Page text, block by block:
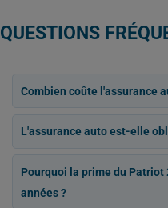
QUESTIONS
Combien coûte l'assurance
L'assurance auto est-elle
Pourquoi la prime du
années ?